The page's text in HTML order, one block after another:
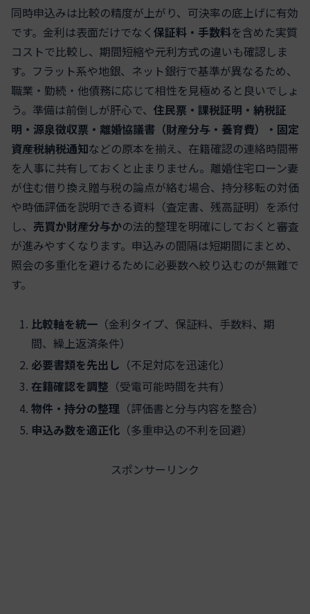
同時申込みは比較の精度が上がり、可決率の底上げに有効
です。金利は表面だけでなく 保証料・手数料を含めた実質
コストで比較し、期間短縮や元利方式の違いも確認しま
す。フラット系や地銀、ネット銀行で基準が異なるため、
職業・勤続・他債務に応じて相性を見極めると良いでしょ
う。準備は前倒しが肝心で、 住民票・課税証明・納税証
明・源泉徴収票・離婚協議書（財産分与・養育費）・固定
資産税納税通知などの原本を揃え、在籍確認の連絡時間帯
を人事に共有しておくと止まりません。離婚住宅ローン妻
が住む借り換え贈与税の論点が絡む場合、持分移転の対価
や時価評価を説明できる資料（査定書、残高証明）を添付
し、 売買か財産分与かの法的整理を明確にしておくと審査
が進みやすくなります。申込みの間隔は短期間にまとめ、
照会の多重化を避けるために必要数へ絞り込むのが無難で
す。
比較軸を統一 （金利タイプ、保証料、手数料、期
間、繰上返済条件）
必要書類を先出し （不足対応を迅速化）
在籍確認を調整 （受電可能時間を共有）
物件・持分の整理 （評価書と分与内容を整合）
申込み数を適正化 （多重申込の不利を回避）
スポンサーリンク